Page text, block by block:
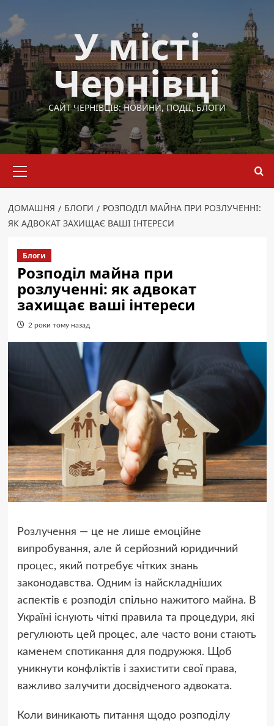
до
вмісту
У місті
Чернівці
САЙТ ЧЕРНІВЦІВ: НОВИНИ, ПОДІЇ, БЛОГИ
меню
ДОМАШНЯ БЛОГИ
РОЗПОДІЛ МАЙНА ПРИ РОЗЛУЧЕННІ:
ЯК АДВОКАТ ЗАХИЩАЄ ВАШІ ІНТЕРЕСИ
Блоги
Розподіл майна при
розлученні: як адвокат
захищає ваші інтереси
2 роки тому назад
Розлучення — це не лише емоційне
випробування, але й серйозний юридичний
процес, який потребує чітких знань
законодавства. Одним із найскладніших
аспектів є розподіл спільно нажитого майна. В
Україні існують чіткі правила та процедури, які
регулюють цей процес, але часто вони стають
каменем спотикання для подружжя. Щоб
уникнути конфліктів і захистити свої права,
важливо залучити досвідченого адвоката.
Коли виникають питання щодо розподілу